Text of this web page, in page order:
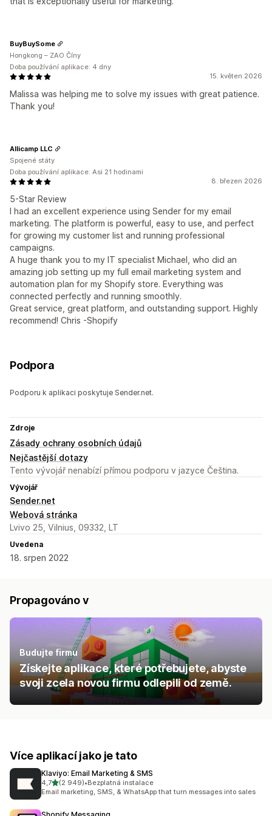
15. květen 2026
Malissa was helping me to solve my issues with great patience.
Thank you!
BuyBuySome
Hongkong – ZAO Číny
Doba používání aplikace: 4 dny
8. březen 2026
5-Star Review
I had an excellent experience using Sender for my email
marketing. The platform is powerful, easy to use, and perfect
for growing my customer list and running professional
campaigns.
A huge thank you to my IT specialist Michael, who did an
amazing job setting up my full email marketing system and
automation plan for my Shopify store. Everything was
connected perfectly and running smoothly.
Great service, great platform, and outstanding support. Highly
recommend! Chris -Shopify
Allicamp LLC
Spojené státy
Doba používání aplikace: Asi 21 hodinami
Podpora
Podporu k aplikaci poskytuje Sender.net.
Zdroje
Zásady ochrany osobních údajů
Nejčastější dotazy
Tento vývojář nenabízí přímou podporu v jazyce Čeština.
Vývojář
Sender.net
Webová stránka
Lvivo 25, Vilnius, 09332, LT
Uvedena
18. srpen 2022
Propagováno v
Budujte firmu
Získejte aplikace, které potřebujete, abyste
svoji zcela novou firmu odlepili od země.
Více aplikací jako je tato
Klaviyo: Email Marketing & SMS
4,7z 5 hvězd
(2 949)
Celkový počet recenzí: 2949
•Bezplatná instalace
Email marketing, SMS, & WhatsApp that turn messages into sales